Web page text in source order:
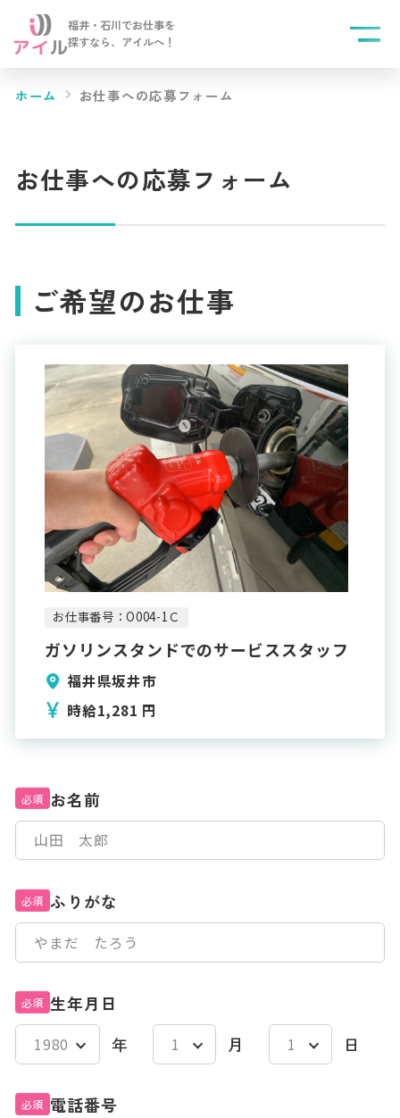
福井・石川でお仕事を
探すなら、 アイルへ！
ホーム お仕事への応募フォーム
お仕事への応募フォーム
ご希望のお仕事
お仕事番号：O004-1Ｃ
ガソリンスタンドでのサービススタッフ
福井県坂井市
時給1,281 円
必須 お名前
必須 ふりがな
必須 生年月日
年
月 日
必須 電話番号